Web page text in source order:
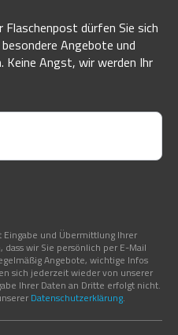
dürfen Sie sich
Angebote und
Keine Angst, wir werden Ihr
Eingabe und Übermittlung Ihrer
wir Sie persönlich per E-Mail
Angebote, wichtige Infos
sich jederzeit wieder von unserer
Ihrer Daten an Dritte erfolgt nicht.
Datenschutzerklärung.